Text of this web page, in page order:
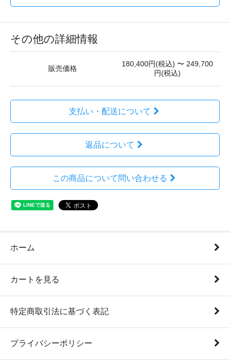
その他の詳細情報
販売価格
180,400円(税込) 〜 249,700
円(税込)
支払い・配送について
返品について
この商品について問い合わせる
ホーム
カートを見る
特定商取引法に基づく表記
プライバシーポリシー